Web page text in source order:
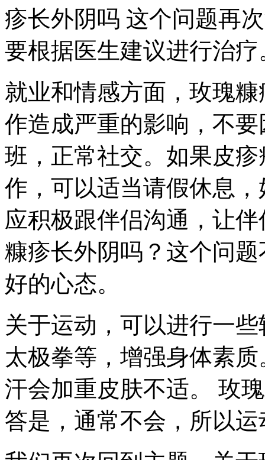
疹长外阴吗 这个问题再
要根据医生建议进行治疗
就业和情感方面，玫瑰
作造成严重的影响，不
班，正常社交。如果皮
作，可以适当请假休息
应积极跟伴侣沟通，让
糠疹长外阴吗？这个问
好的心态。
关于运动，可以进行一
太极拳等，增强身体素
汗会加重皮肤不适。 玫
答是，通常不会，所以